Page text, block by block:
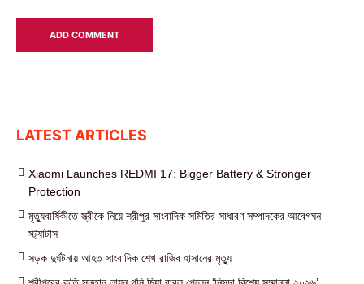
LATEST ARTICLES
Xiaomi Launches REDMI 17: Bigger Battery & Stronger
Protection
মৃত্যুবার্ষিকীতে স্ত্রীকে নিয়ে শ্রীপুর সাংবাদিক সমিতির সাধারণ সম্পাদকের আবেগঘন
স্ট্যাটাস
সড়ক দুর্ঘটনায় আহত সাংবাদিক শেখ রাজিব হাসানের মৃত্যু